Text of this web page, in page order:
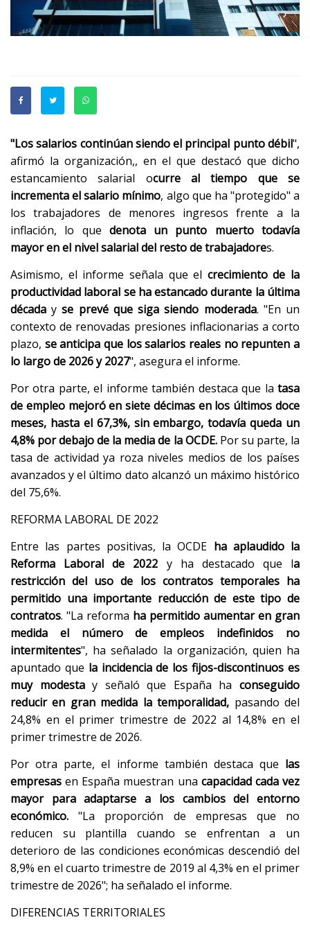
"Los salarios continúan siendo el principal punto débil",
afirmó la organización,, en el que destacó que dicho
estancamiento salarial ocurre al tiempo que se
incrementa el salario mínimo, algo que ha "protegido" a
los trabajadores de menores ingresos frente a la
inflación, lo que denota un punto muerto todavía
mayor en el nivel salarial del resto de trabajadores.
Asimismo, el informe señala que el crecimiento de la
productividad laboral se ha estancado durante la última
década y se prevé que siga siendo moderada. "En un
contexto de renovadas presiones inflacionarias a corto
plazo, se anticipa que los salarios reales no repunten a
lo largo de 2026 y 2027", asegura el informe.
Por otra parte, el informe también destaca que la tasa
de empleo mejoró en siete décimas en los últimos doce
meses, hasta el 67,3%, sin embargo, todavía queda un
4,8% por debajo de la media de la OCDE.Por su parte, la
tasa de actividad ya roza niveles medios de los países
avanzados y el último dato alcanzó un máximo histórico
del 75,6%.
REFORMA LABORAL DE 2022
Entre las partes positivas, la OCDE ha aplaudido la
Reforma Laboral de 2022 y ha destacado que la
restricción del uso de los contratos temporales ha
permitido una importante reducción de este tipo de
contratos. "La reforma ha permitido aumentar en gran
medida el número de empleos indefinidos no
intermitentes", ha señalado la organización, quien ha
apuntado que la incidencia de los fijos-discontinuos es
muy modestay señaló que España haconseguido
reducir en gran medida la temporalidad, pasando del
24,8% en el primer trimestre de 2022 al 14,8% en el
primer trimestre de 2026.
Por otra parte, el informe también destaca que las
empresas en España muestran una capacidad cada vez
mayor para adaptarse a los cambios del entorno
económico. "La proporción de empresas que no
reducen su plantilla cuando se enfrentan a un
deterioro de las condiciones económicas descendió del
8,9% en el cuarto trimestre de 2019 al 4,3% en el primer
trimestre de 2026"; ha señalado el informe.
DIFERENCIAS TERRITORIALES